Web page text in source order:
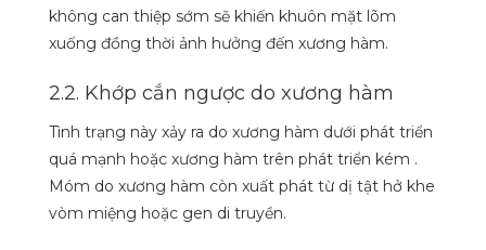
không can thiệp sớm sẽ khiến khuôn mặt lõm
xuống đồng thời ảnh hưởng đến xương hàm.
2.2. Khớp cắn ngược do xương hàm
Tình trạng này xảy ra do xương hàm dưới phát triển
quá mạnh hoặc xương hàm trên phát triển kém .
Móm do xương hàm còn xuất phát từ dị tật hở khe
vòm miệng hoặc gen di truyền.